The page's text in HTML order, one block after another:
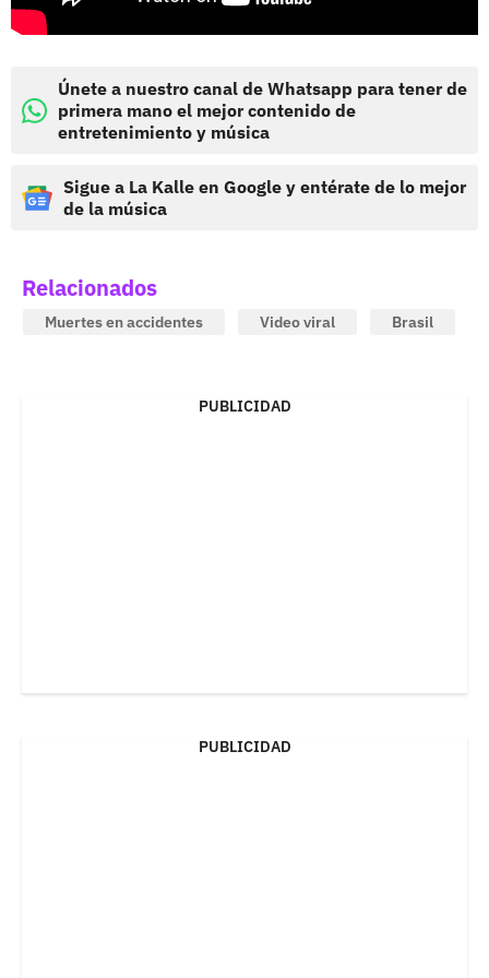
Únete a nuestro canal de Whatsapp para tener de
primera mano el mejor contenido de
entretenimiento y música
Sigue a La Kalle en Google y entérate de lo mejor
de la música
Relacionados
Muertes en accidentes Video viral Brasil
PUBLICIDAD
PUBLICIDAD